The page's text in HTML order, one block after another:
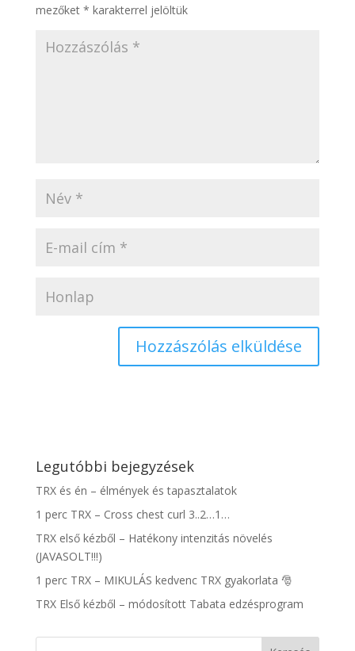
mezőket * karakterrel jelöltük
Legutóbbi bejegyzések
TRX és én – élmények és tapasztalatok
1 perc TRX – Cross chest curl 3..2…1…
TRX első kézből – Hatékony intenzitás növelés
(JAVASOLT!!!)
1 perc TRX – MIKULÁS kedvenc TRX gyakorlata 🎅
TRX Első kézből – módosított Tabata edzésprogram